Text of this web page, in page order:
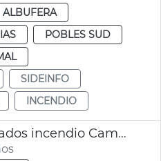
ALBUFERA
POBLES SUD
SIDEINFO
INCENDIO
Inmobiliarias afectados incendio Campanar